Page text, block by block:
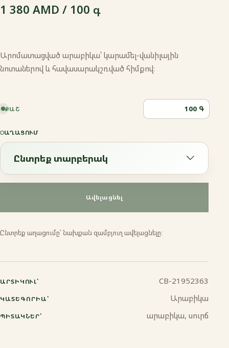
1 380 AMD / 100 գ
Արոմատացված արաբիկա՝ կարամել-վանիլային
նոտաներով և հավասարակշռված հիմքով։
ՔԱՇ Գ
ԱՂԱՑՈՒՄ
Ընտրեք տարբերակ
Էսպրեսո
Ֆրենչ պրես
Մոկա
Ջազվա
Ավելացնել
Ընտրեք աղացումը՝ նախքան զամբյուղ ավելացնելը։
ԱՐՏԻԿՈՒԼ՝ CB-21952363
ԿԱՏԵԳՈՐԻԱ՝ Արաբիկա
ՊԻՏԱԿՆԵՐ՝ արաբիկա, սուրճ